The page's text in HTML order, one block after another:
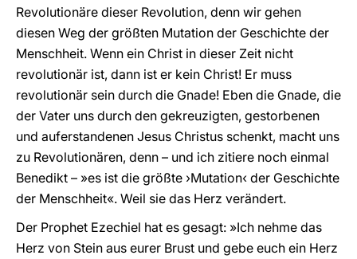
Revolutionäre dieser Revolution, denn wir gehen
diesen Weg der größten Mutation der Geschichte der
Menschheit. Wenn ein Christ in dieser Zeit nicht
revolutionär ist, dann ist er kein Christ! Er muss
revolutionär sein durch die Gnade! Eben die Gnade, die
der Vater uns durch den gekreuzigten, gestorbenen
und auferstandenen Jesus Christus schenkt, macht uns
zu Revolutionären, denn – und ich zitiere noch einmal
Benedikt – »es ist die größte ›Mutation‹ der Geschichte
der Menschheit«. Weil sie das Herz verändert.
Der Prophet Ezechiel hat es gesagt: »Ich nehme das
Herz von Stein aus eurer Brust und gebe euch ein Herz